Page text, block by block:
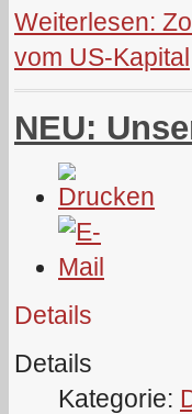
Weiterlesen:
vom US-Kapital
NEU:
Details
Details
Kategorie: